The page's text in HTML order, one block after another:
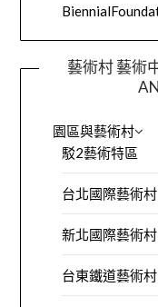
藝術村 藝術
園區與藝術村
駁2藝術特區
台北國際藝術村
新北國際藝術村
台東鐵道藝術村